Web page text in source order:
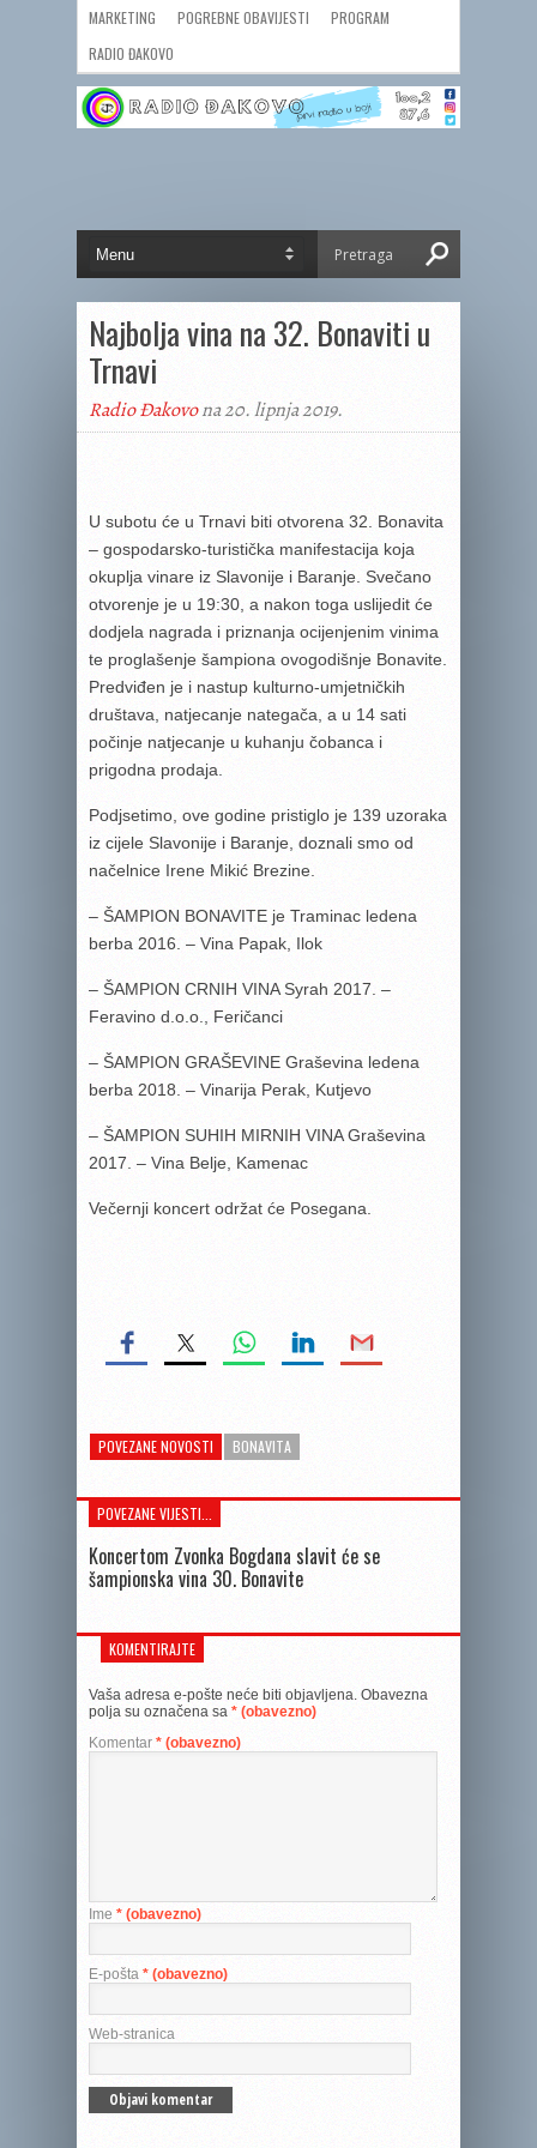
MARKETING POGREBNE OBAVIJESTI
PROGRAM
RADIO ĐAKOVO
Najbolja vina na 32. Bonaviti u
Trnavi
Radio Đakovona 20. lipnja 2019.
U subotu će u Trnavi biti otvorena 32. Bonavita
– gospodarsko-turistička manifestacija koja
okuplja vinare iz Slavonije i Baranje. Svečano
otvorenje je u 19:30, a nakon toga uslijedit će
dodjela nagrada i priznanja ocijenjenim vinima
te proglašenje šampiona ovogodišnje Bonavite.
Predviđen je i nastup kulturno-umjetničkih
društava, natjecanje nategača, a u 14 sati
počinje natjecanje u kuhanju čobanca i
prigodna prodaja.
Podjsetimo, ove godine pristiglo je 139 uzoraka
iz cijele Slavonije i Baranje, doznali smo od
načelnice Irene Mikić Brezine.
– ŠAMPION BONAVITE je Traminac ledena
berba 2016. – Vina Papak, Ilok
– ŠAMPION CRNIH VINA Syrah 2017. –
Feravino d.o.o., Feričanci
– ŠAMPION GRAŠEVINE Graševina ledena
berba 2018. – Vinarija Perak, Kutjevo
– ŠAMPION SUHIH MIRNIH VINA Graševina
2017. – Vina Belje, Kamenac
Večernji koncert održat će Posegana.
POVEZANE NOVOSTI BONAVITA
POVEZANE VIJESTI...
Koncertom Zvonka Bogdana slavit će se
šampionska vina 30. Bonavite
KOMENTIRAJTE
Vaša adresa e-pošte neće biti objavljena. Obavezna
polja su označena sa * (obavezno)
Komentar * (obavezno)
Ime * (obavezno)
E-pošta * (obavezno)
Web-stranica